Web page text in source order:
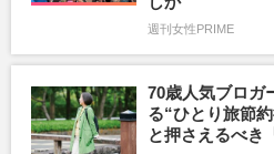
週刊女性PRIME
70歳人気ブロガ
る“ひとり旅節
と押さえるべき